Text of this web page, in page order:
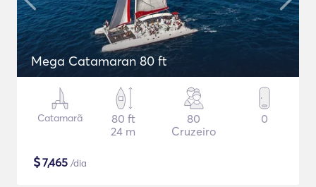
Mega Catamaran 80 ft
Catamarã
80 ft
24 m
80
Cruzeiro
0
$7,465 /dia